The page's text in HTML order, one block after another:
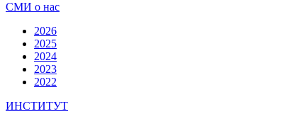
СМИ о нас
2026
2025
2024
2023
2022
ИНСТИТУТ